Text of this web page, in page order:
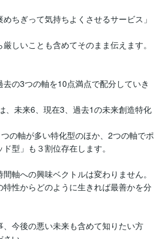
ちぎって気持ちよくさせるサービス」
しいことも含めてそのまま伝えます。
の3つの軸を10点満点で配分していき
、未来6、現在3、過去1の未来創造特化
の軸が多い特化型のほか、2つの軸でポ
型」も３割位存在します。
軸への興味ベクトルは変わりません。
性からどのように生きれば最善かを分
今後の悪い未来も含めて知りたい方